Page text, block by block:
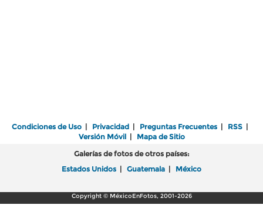
Condiciones de Uso | Privacidad | Preguntas Frecuentes | RSS |
Versión Móvil| Mapa de Sitio
Galerías de fotos de otros países:
Estados Unidos | Guatemala | México
Copyright © MéxicoEnFotos, 2001-2026